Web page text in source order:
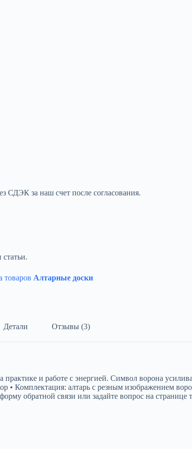
СДЭК за наш счет после согласования.
товаров Алтарные доски
Детали Отзывы (3)
и работе с энергией. Символ ворона
• Комплектация: алтарь с резным изображением
обратной связи или задайте вопрос на странице